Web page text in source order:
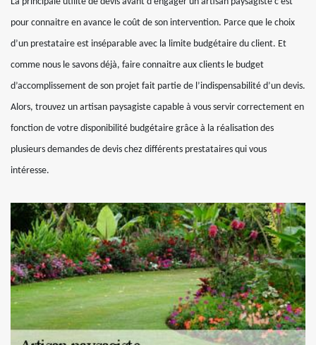
pour connaitre en avance le coût de son intervention. Parce que le choix
d’un prestataire est inséparable avec la limite budgétaire du client. Et
comme nous le savons déjà, faire connaitre aux clients le budget
d’accomplissement de son projet fait partie de l’indispensabilité d’un devis.
Alors, trouvez un artisan paysagiste capable à vous servir correctement en
fonction de votre disponibilité budgétaire grâce à la réalisation des
plusieurs demandes de devis chez différents prestataires qui vous
intéresse.